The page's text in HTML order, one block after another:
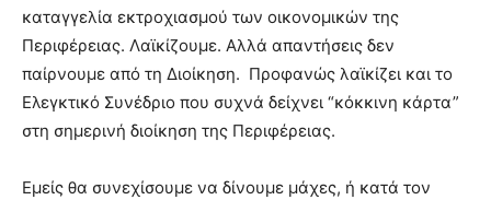
καταγγελία εκτροχιασμού των οικονομικών της
Περιφέρειας. Λαϊκίζουμε. Αλλά απαντήσεις δεν
παίρνουμε από τη Διοίκηση. Προφανώς λαϊκίζει και το
Ελεγκτικό Συνέδριο που συχνά δείχνει “κόκκινη κάρτα”
στη σημερινή διοίκηση της Περιφέρειας.
Εμείς θα συνεχίσουμε να δίνουμε μάχες, ή κατά τον